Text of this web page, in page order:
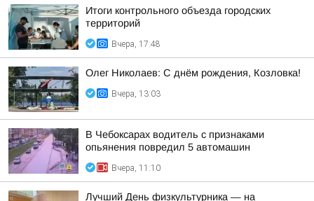
Итоги контрольного объезда городских
территорий
Вчера, 17:48
Олег Николаев: С днём рождения, Козловка!
Вчера, 13:03
В Чебоксарах водитель с признаками
опьянения повредил 5 автомашин
Вчера, 11:10
Лучший День физкультурника — на